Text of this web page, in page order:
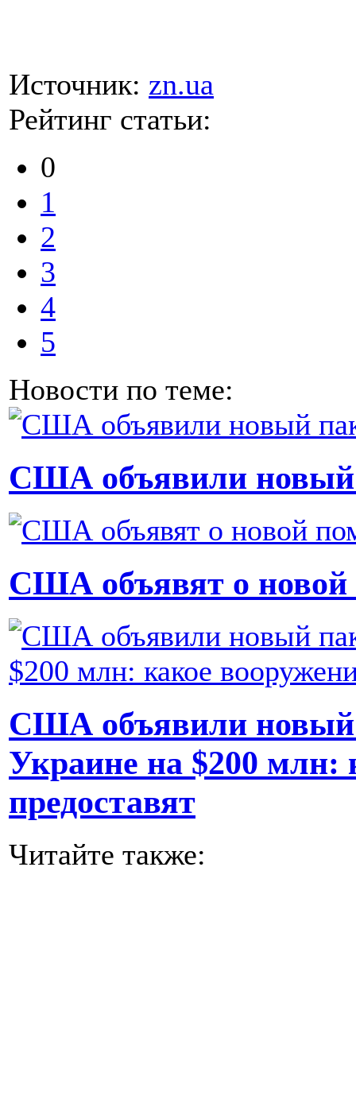
Источник: zn.ua
Рейтинг статьи:
0
1
2
3
4
5
Новости по теме:
США объявили новый
США объявят о
США объявили новый
Украине на $200 млн:
предоставят
Читайте также: